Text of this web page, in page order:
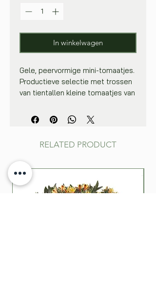
In winkelwagen
Gele, peervormige mini-tomaatjes.
Productieve selectie met trossen
van tientallen kleine tomaatjes van
Beschut zaaien in een zaaikistje bij
20°C, zaaidiepte 0,5 cm. Verplant
potjes en kweek ze verder op bij 15
tot 20°C op een plaats met veel
licht. Plant vanaf half mei uit
(plantafstand 70 cm) in volle
grond, in de hobbyserre, of in een
RELATED PRODUCT